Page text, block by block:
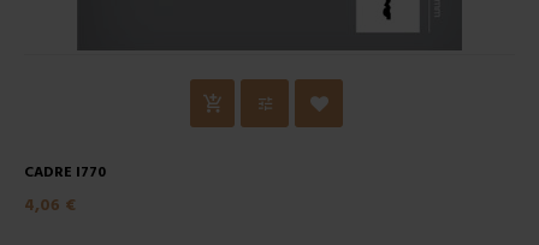
CADRE I770
4,06 €